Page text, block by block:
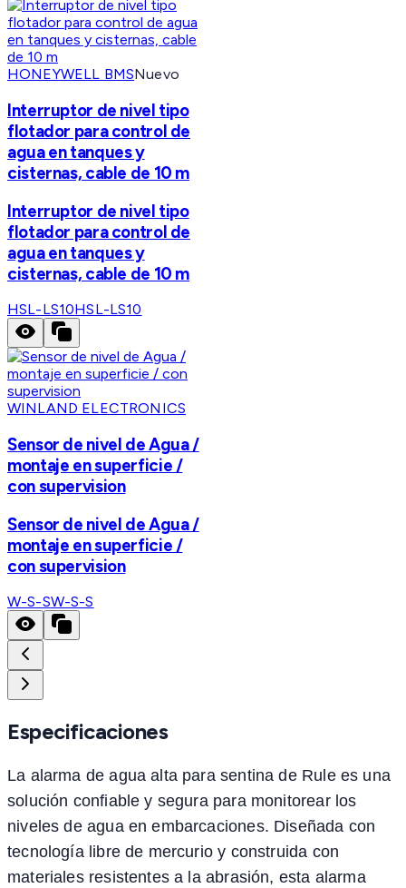
HONEYWELL BMSNuevo
Interruptor de nivel tipo
flotador para control de
agua en tanques y
cisternas, cable de 10 m
Interruptor de nivel tipo
flotador para control de
agua en tanques y
cisternas, cable de 10 m
HSL-LS10HSL-LS10
WINLAND ELECTRONICS
Sensor de nivel de Agua /
montaje en superficie /
con supervision
Sensor de nivel de Agua /
montaje en superficie /
con supervision
W-S-SW-S-S
Especificaciones
La alarma de agua alta para sentina de Rule es una
solución confiable y segura para monitorear los
niveles de agua en embarcaciones. Diseñada con
tecnología libre de mercurio y construida con
materiales resistentes a la abrasión, esta alarma